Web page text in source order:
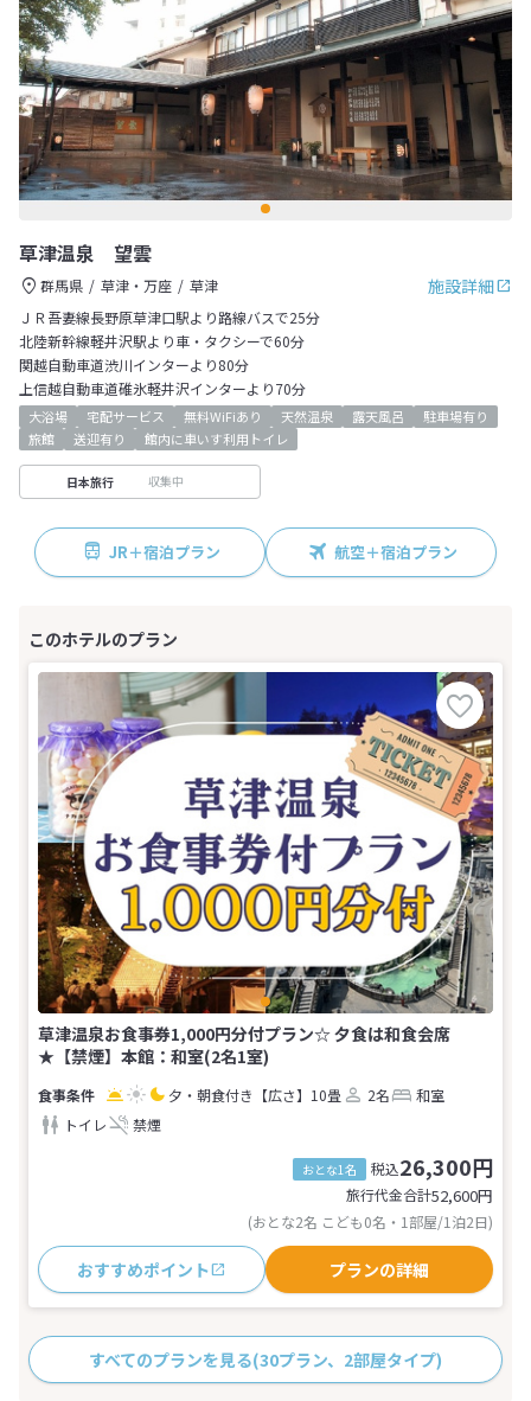
草津温泉 望雲
施設詳細
群馬県 草津・万座
草津
ＪＲ吾妻線長野原草津口駅より路線バスで25分
北陸新幹線軽井沢駅より車・タクシーで60分
関越自動車道渋川インターより80分
上信越自動車道碓氷軽井沢インターより70分
大浴場 宅配サービス 無料WiFiあり 天然温泉 露天風呂
駐車場有り
旅館
送迎有り 館内に車いす利用トイレ
日本旅行 収集中
JR＋宿泊プラン 航空＋宿泊プラン
草津温泉お食事券1,000円分付プラン☆ 夕食は和食会席
★【禁煙】本館：和室(2名1室)
夕・朝食付き 【広さ】10畳 2名
和室
トイレ
禁煙
おとな1名 税込26,300円
旅行代金合計52,600円
(おとな2名 こども0名・1部屋/1泊2日)
おすすめポイント プランの詳細
すべてのプランを見る(30プラン、2部屋タイプ)